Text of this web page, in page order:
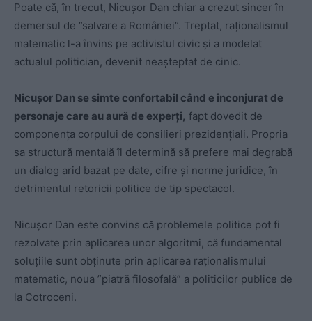
Poate că, în trecut, Nicușor Dan chiar a crezut sincer în
demersul de ”salvare a României”. Treptat, raționalismul
matematic l-a învins pe activistul civic și a modelat
actualul politician, devenit neașteptat de cinic.
Nicușor Dan se simte confortabil când e înconjurat de
personaje care au aură de experți, fapt dovedit de
componența corpului de consilieri prezidențiali. Propria
sa structură mentală îl determină să prefere mai degrabă
un dialog arid bazat pe date, cifre și norme juridice, în
detrimentul retoricii politice de tip spectacol.
Nicușor Dan este convins că problemele politice pot fi
rezolvate prin aplicarea unor algoritmi, că fundamental
soluțiile sunt obținute prin aplicarea raționalismului
matematic, noua ”piatră filosofală” a politicilor publice de
la Cotroceni.